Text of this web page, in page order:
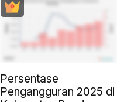
Persentase
Pengangguran 2025 di